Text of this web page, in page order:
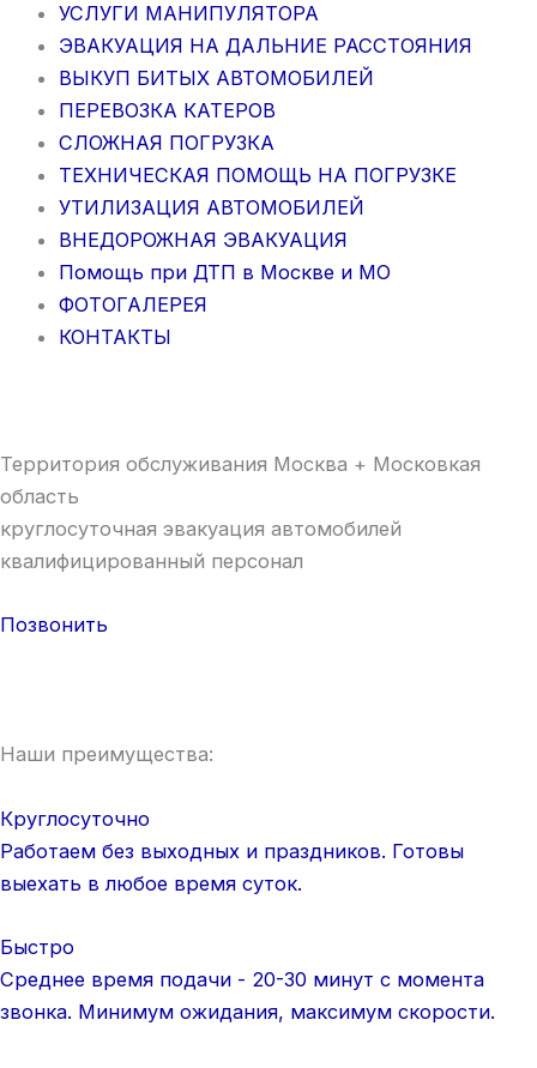
УСЛУГИ МАНИПУЛЯТОРА
ЭВАКУАЦИЯ НА ДАЛЬНИЕ РАССТОЯНИЯ
ВЫКУП БИТЫХ АВТОМОБИЛЕЙ
ПЕРЕВОЗКА КАТЕРОВ
СЛОЖНАЯ ПОГРУЗКА
ТЕХНИЧЕСКАЯ ПОМОЩЬ НА ПОГРУЗКЕ
УТИЛИЗАЦИЯ АВТОМОБИЛЕЙ
ВНЕДОРОЖНАЯ ЭВАКУАЦИЯ
Помощь при ДТП в Москве и МО
ФОТОГАЛЕРЕЯ
КОНТАКТЫ
Территория обслуживания Москва + Московкая
область
круглосуточная эвакуация автомобилей
квалифицированный персонал
Позвонить
Наши преимущества:
Круглосуточно
Работаем без выходных и праздников. Готовы
выехать в любое время суток.
Быстро
Среднее время подачи - 20-30 минут с момента
звонка. Минимум ожидания, максимум скорости.